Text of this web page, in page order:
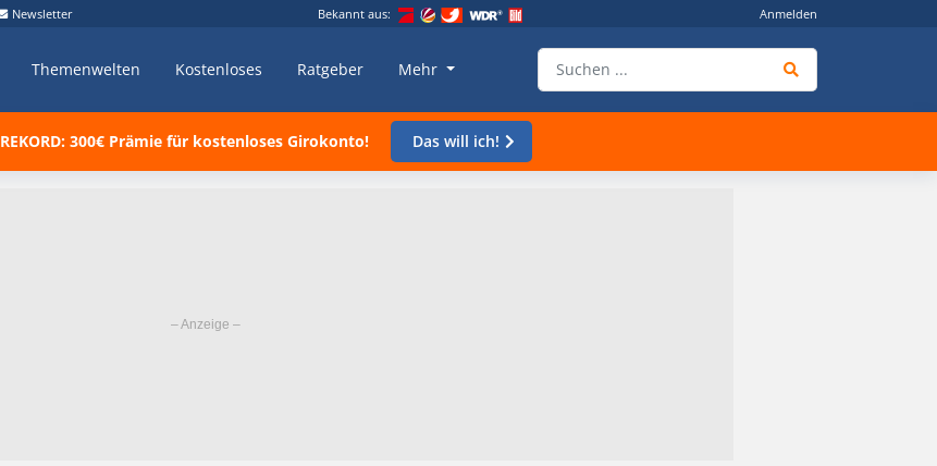
Newsletter Bekannt aus: Anmelden
Themenwelten Kostenloses Ratgeber Mehr
REKORD: 300€ Prämie für kostenloses Girokonto! Das will ich!